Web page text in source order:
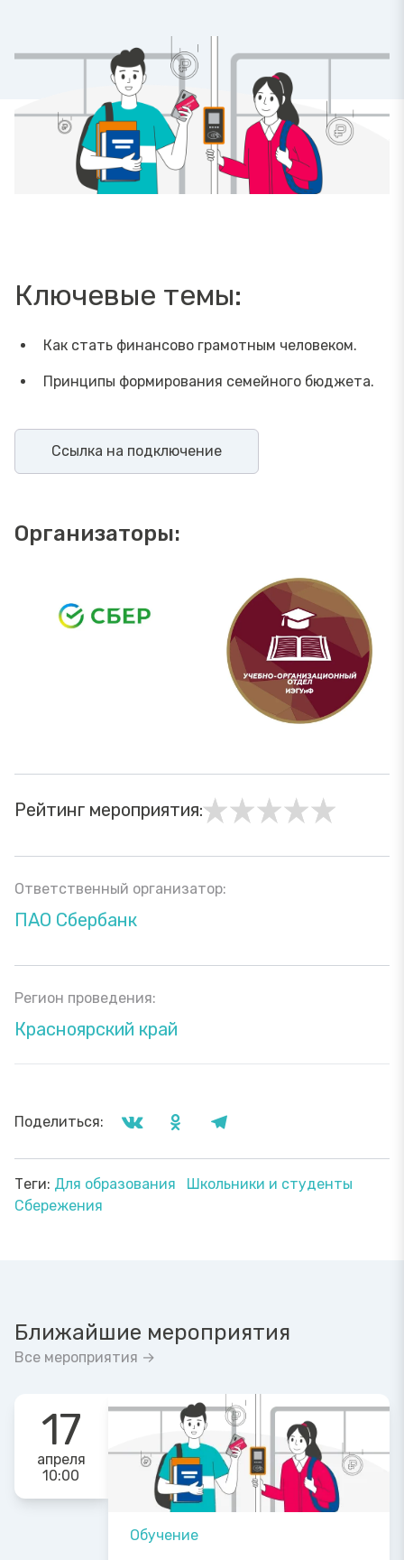
Ключевые темы:
Как стать финансово грамотным человеком.
Принципы формирования семейного бюджета.
Ссылка на подключение
Организаторы:
Рейтинг мероприятия:
Ответственный организатор:
ПАО Сбербанк
Регион проведения:
Красноярский край
Поделиться:
Теги: Для образования
Школьники и студенты
Сбережения
Ближайшие мероприятия
Все мероприятия →
17
апреля
10:00
Обучение